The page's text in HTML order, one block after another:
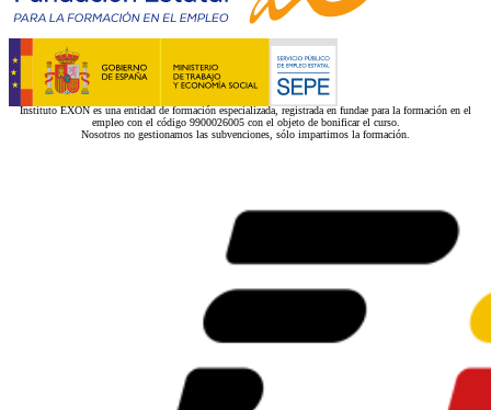
Instituto EXON es una entidad de formación especializada, registrada en fundae para la formación en el
empleo con el código 9900026005 con el objeto de bonificar el curso.
Nosotros no gestionamos las subvenciones, sólo impartimos la formación.